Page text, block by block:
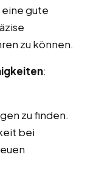
gute
zu können.
:
zu finden.
bei